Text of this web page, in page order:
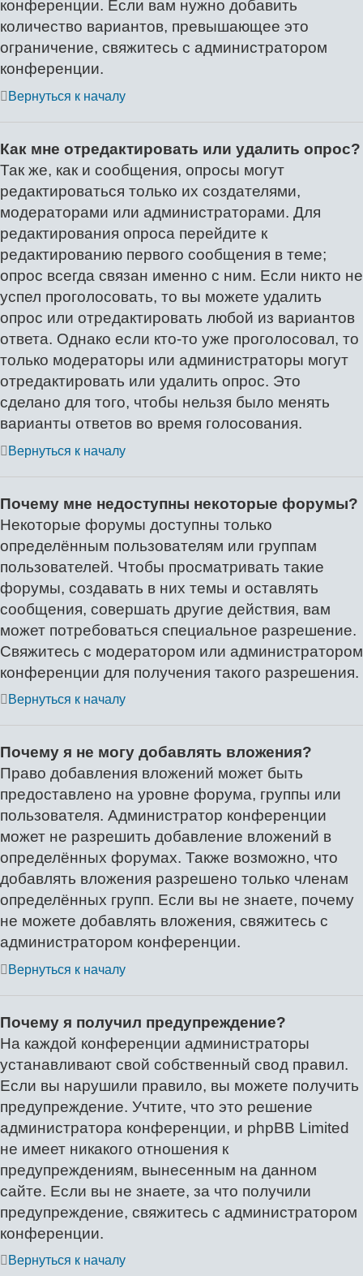
конференции. Если вам нужно добавить
количество вариантов, превышающее это
ограничение, свяжитесь с администратором
конференции.
Вернуться к началу
Как мне отредактировать или удалить опрос?
Так же, как и сообщения, опросы могут
редактироваться только их создателями,
модераторами или администраторами. Для
редактирования опроса перейдите к
редактированию первого сообщения в теме;
опрос всегда связан именно с ним. Если никто не
успел проголосовать, то вы можете удалить
опрос или отредактировать любой из вариантов
ответа. Однако если кто-то уже проголосовал, то
только модераторы или администраторы могут
отредактировать или удалить опрос. Это
сделано для того, чтобы нельзя было менять
варианты ответов во время голосования.
Вернуться к началу
Почему мне недоступны некоторые форумы?
Некоторые форумы доступны только
определённым пользователям или группам
пользователей. Чтобы просматривать такие
форумы, создавать в них темы и оставлять
сообщения, совершать другие действия, вам
может потребоваться специальное разрешение.
Свяжитесь с модератором или администратором
конференции для получения такого разрешения.
Вернуться к началу
Почему я не могу добавлять вложения?
Право добавления вложений может быть
предоставлено на уровне форума, группы или
пользователя. Администратор конференции
может не разрешить добавление вложений в
определённых форумах. Также возможно, что
добавлять вложения разрешено только членам
определённых групп. Если вы не знаете, почему
не можете добавлять вложения, свяжитесь с
администратором конференции.
Вернуться к началу
Почему я получил предупреждение?
На каждой конференции администраторы
устанавливают свой собственный свод правил.
Если вы нарушили правило, вы можете получить
предупреждение. Учтите, что это решение
администратора конференции, и phpBB Limited
не имеет никакого отношения к
предупреждениям, вынесенным на данном
сайте. Если вы не знаете, за что получили
предупреждение, свяжитесь с администратором
конференции.
Вернуться к началу